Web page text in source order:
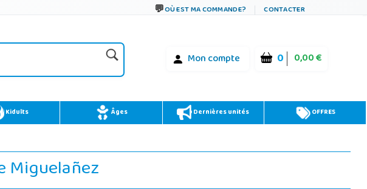
OÙ EST MA COMMANDE? CONTACTER
Mon compte 0 0,00 €
Kidults Âges Dernières unités OFFRES
Miguelañez